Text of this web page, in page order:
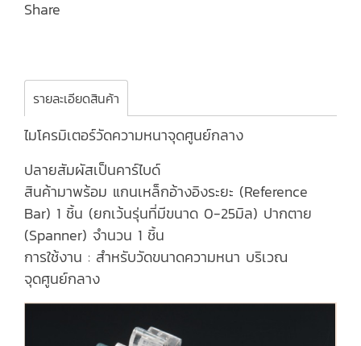
Share
รายละเอียดสินค้า
ไมโครมิเตอร์วัดความหนาจุดศูนย์กลาง
ปลายสัมผัสเป็นคาร์ไบด์
สินค้ามาพร้อม แกนเหล็กอ้างอิงระยะ (Reference
Bar) 1 ชิ้น (ยกเว้นรุ่นที่มีขนาด 0-25มิล) ปากตาย
(Spanner) จำนวน 1 ชิ้น
การใช้งาน : สำหรับวัดขนาดความหนา บริเวณ
จุดศูนย์กลาง